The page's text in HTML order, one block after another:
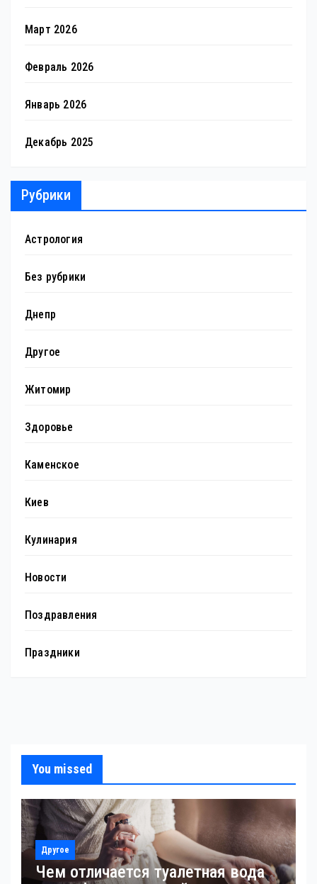
Март 2026
Февраль 2026
Январь 2026
Декабрь 2025
Рубрики
Астрология
Без рубрики
Днепр
Другое
Житомир
Здоровье
Каменское
Киев
Кулинария
Новости
Поздравления
Праздники
You missed
Другое
Чем отличается туалетная вода